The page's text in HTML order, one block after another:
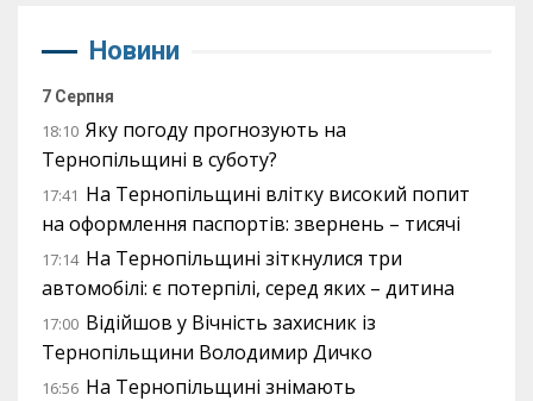
Новини
7 Серпня
18:10 Яку погоду прогнозують на
Тернопільщині в суботу?
17:41 На Тернопільщині влітку високий попит
на оформлення паспортів: звернень – тисячі
17:14 На Тернопільщині зіткнулися три
автомобілі: є потерпілі, серед яких – дитина
17:00 Відійшов у Вічність захисник із
Тернопільщини Володимир Дичко
16:56 На Тернопільщині знімають